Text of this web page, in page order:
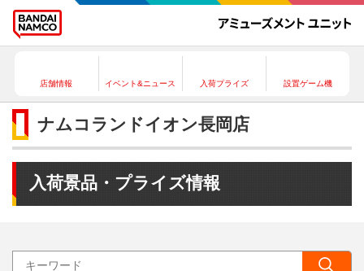
店舗情報 イベント&ニュース 入荷プライズ 設置ゲーム機
ナムコランドイオン長岡店
入荷景品・プライズ情報